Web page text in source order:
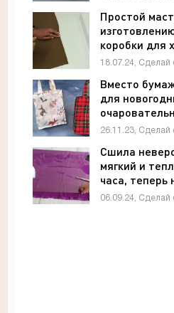
Простой
коробки для
руками»
18.07.24, Сделай
Вместо
для
«Своими
26.11.23, Сделай
Сшила
мягкий и
часа, теперь
«Своими
06.09.24, Сделай